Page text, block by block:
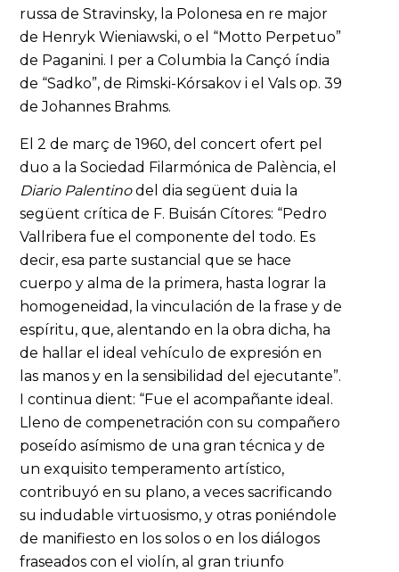
russa de Stravinsky, la Polonesa en re major
de Henryk Wieniawski, o el “Motto Perpetuo”
de Paganini. I per a Columbia la Cançó índia
de “Sadko”, de Rimski-Kórsakov i el Vals op. 39
de Johannes Brahms.
El 2 de març de 1960, del concert ofert pel
duo a la Sociedad Filarmónica de Palència, el
Diario Palentinodel dia següent duia la
següent crítica de F. Buisán Cítores: “Pedro
Vallribera fue el componente del todo. Es
decir, esa parte sustancial que se hace
cuerpo y alma de la primera, hasta lograr la
homogeneidad, la vinculación de la frase y de
espíritu, que, alentando en la obra dicha, ha
de hallar el ideal vehículo de expresión en
las manos y en la sensibilidad del ejecutante”.
I continua dient: “Fue el acompañante ideal.
Lleno de compenetración con su compañero
poseído asímismo de una gran técnica y de
un exquisito temperamento artístico,
contribuyó en su plano, a veces sacrificando
su indudable virtuosismo, y otras poniéndole
de manifiesto en los solos o en los diálogos
fraseados con el violín, al gran triunfo